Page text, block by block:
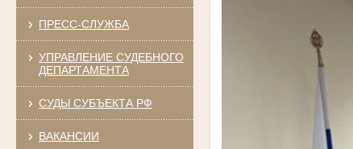
ПРЕСС-СЛУЖБА
УПРАВЛЕНИЕ СУДЕБНОГО
ДЕПАРТАМЕНТА
СУДЫ СУБЪЕКТА РФ
ВАКАНСИИ